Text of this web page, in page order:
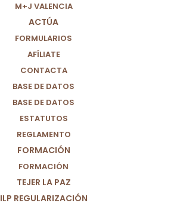
M+J VALENCIA
ACTÚA
FORMULARIOS
AFÍLIATE
CONTACTA
BASE DE DATOS
BASE DE DATOS
ESTATUTOS
REGLAMENTO
FORMACIÓN
FORMACIÓN
TEJER LA PAZ
ILP REGULARIZACIÓN